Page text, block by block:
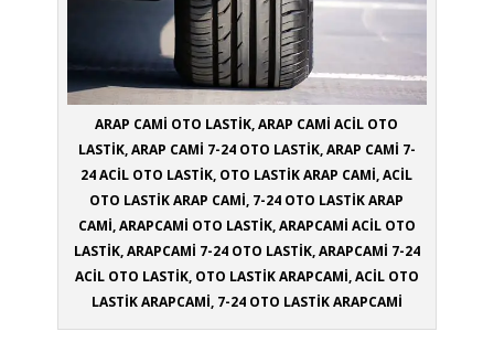
ARAP CAMİ OTO LASTİK, ARAP CAMİ ACİL OTO
LASTİK, ARAP CAMİ 7-24 OTO LASTİK, ARAP CAMİ 7-
24 ACİL OTO LASTİK, OTO LASTİK ARAP CAMİ, ACİL
OTO LASTİK ARAP CAMİ, 7-24 OTO LASTİK ARAP
CAMİ, ARAPCAMİ OTO LASTİK, ARAPCAMİ ACİL OTO
LASTİK, ARAPCAMİ 7-24 OTO LASTİK, ARAPCAMİ 7-24
ACİL OTO LASTİK, OTO LASTİK ARAPCAMİ, ACİL OTO
LASTİK ARAPCAMİ, 7-24 OTO LASTİK ARAPCAMİ